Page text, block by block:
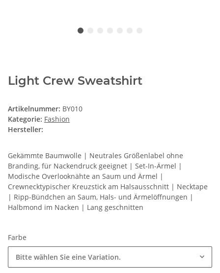
Light Crew Sweatshirt
Artikelnummer: BY010
Kategorie: Fashion
Hersteller:
Gekämmte Baumwolle | Neutrales Größenlabel ohne
Branding, für Nackendruck geeignet | Set-In-Ärmel |
Modische Overlooknähte an Saum und Ärmel |
Crewnecktypischer Kreuzstick am Halsausschnitt | Necktape
| Ripp-Bündchen an Saum, Hals- und Ärmelöffnungen |
Halbmond im Nacken | Lang geschnitten
Farbe
Bitte wählen Sie eine Variation.